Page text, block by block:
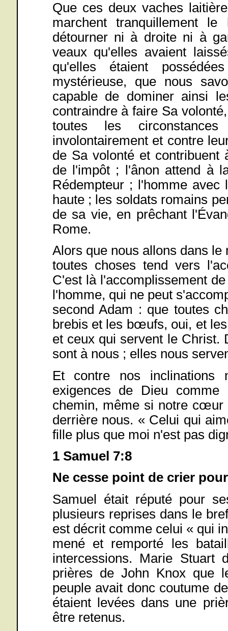
Que ces deux vaches
marchent tranquillement
détourner ni à droite ni à
veaux qu'elles avaient
qu'elles étaient
mystérieuse, que nous
capable de dominer ainsi
contraindre à faire Sa
toutes les
involontairement et contre
de Sa volonté et contribuent
de l'impôt ; l'ânon attend à
Rédempteur ; l'homme
haute ; les soldats romains
de sa vie, en prêchant
Rome.
Alors que nous allons dans
toutes choses tend vers
C'est là l'accomplissement
l'homme, qui ne peut
second Adam : que toutes
brebis et les bœufs, oui, et
et ceux qui servent le Christ.
sont à nous ; elles nous
Et contre nos inclinations
exigences de Dieu
chemin, même si notre cœur
derrière nous. « Celui qui
fille plus que moi n'est pas
1 Samuel 7:8
Ne cesse point de crier
Samuel était réputé pour
plusieurs reprises dans le
est décrit comme celui « qui
mené et remporté les
intercessions. Marie Stuart
prières de John Knox que
peuple avait donc coutume
étaient levées dans une
être retenus.